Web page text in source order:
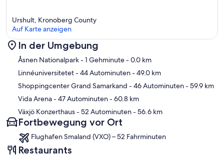
Karte
Urshult, Kronoberg County
Auf Karte anzeigen
In der Umgebung
Åsnen Nationalpark- 1 Gehminute- 0.0 km
Linnéuniversitetet- 44 Autominuten- 49.0 km
Shoppingcenter Grand Samarkand - 46 Autominuten- 59.9 km
Vida Arena- 47 Autominuten- 60.8 km
Växjö Konzerthaus- 52 Autominuten- 56.6 km
Fortbewegung vor Ort
Flughafen Smaland (VXO) – 52 Fahrminuten
Restaurants